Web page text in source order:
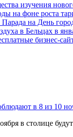
изучения
на фоне роста
на День
в Бельцах в
бизнес-
в 8 из 10
в столице